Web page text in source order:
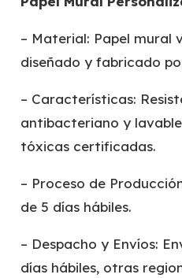
– Material: Papel mural
diseñado y fabricado
– Características:
antibacteriano y
tóxicas certificadas.
– Proceso de
de 5 días hábiles.
– Despacho y Envíos:
días hábiles, otras